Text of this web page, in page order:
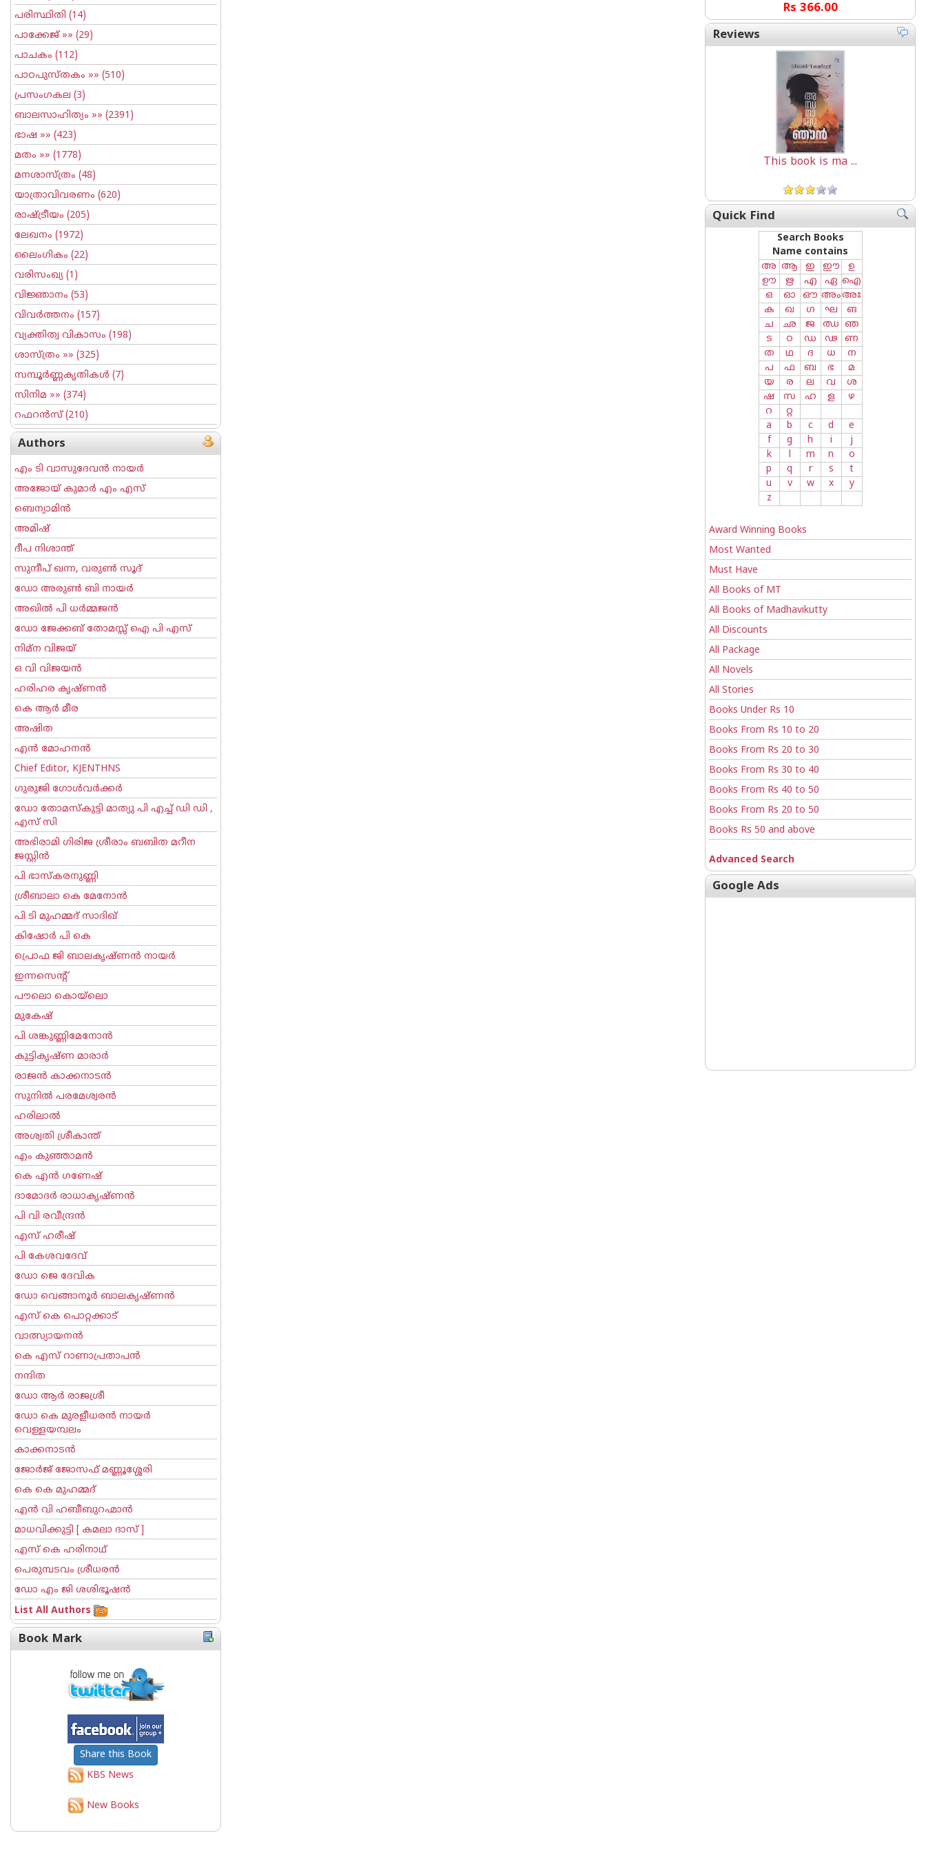
പരിസ്ഥിതി (14)
പാക്കേജ് »» (29)
പാചകം (112)
പാഠപുസ്തകം »» (510)
പ്രസംഗകല (3)
ബാലസാഹിത്യം »» (2391)
ഭാഷ »» (423)
മതം »» (1778)
മനശാസ്ത്രം (48)
യാത്രാവിവരണം (620)
രാഷ്ട്രീയം (205)
ലേഖനം (1972)
ലൈംഗികം (22)
വരിസംഖ്യ (1)
വിജ്ഞാനം (53)
വിവര്‍ത്തനം (157)
വ്യക്തിത്വ വികാസം (198)
ശാസ്ത്രം »» (325)
സമ്പൂര്‍ണ്ണകൃതികള്‍ (7)
സിനിമ »» (374)
റഫറന്‍സ്(210)
Authors
എം ടി വാസുദേവന്‍ നായര്‍
അജോയ് കുമാര്‍ എം എസ്
ബെന്യാമിന്‍
അമിഷ്
ദീപ നിശാന്ത്
സുന്ദീപ് ഖന്ന, വരുൺ സൂദ്
ഡോ അരുണ്‍ ബി നായര്‍
അഖില്‍ പി ധര്‍മ്മജന്‍
ഡോ ജേക്കബ് തോമസ്സ് ഐ പി എസ്
നിമ്ന വിജയ്
ഒ വി വിജയന്‍
ഹരിഹര കൃഷ്ണൻ
കെ ആര്‍ മീര
അഷിത
എന്‍ മോഹനന്‍
Chief Editor, KJENTHNS
ഗുരുജി ഗോള്‍‌വര്‍ക്കര്‍
ഡോ തോമസ്കുട്ടി മാത്യു പി എച്ച് ഡി ഡി ,
എസ് സി
അഭിരാമി ഗിരിജ ശ്രീരാം ബബിത മറീന
ജസ്റ്റിന്‍
പി ഭാസ്കരനുണ്ണി
ശ്രീബാലാ കെ മേനോന്‍
പി ടി മുഹമ്മദ് സാദിഖ്‌
കിഷോർ പി കെ
പ്രൊഫ ജി ബാലകൃഷ്ണന്‍ നായര്‍
ഇന്നസെന്റ്‌
പൗലൊ കൊയ്ലൊ
മുകേഷ്
പി ശങ്കുണ്ണിമേനോന്‍
കുട്ടികൃഷ്ണ മാരാര്‍
രാജന്‍ കാക്കനാടന്‍
സുനില്‍ പരമേശ്വരന്‍
ഹരിലാല്‍
അശ്വതി ശ്രീകാന്ത്
എം കുഞ്ഞാമന്‍
കെ എന്‍ ഗണേഷ്
ദാമോദർ രാധാകൃഷ്ണൻ
പി വി രവീന്ദ്രന്‍
എസ് ഹരീഷ്
പി കേശവദേവ്‌
ഡോ ജെ ദേവിക
ഡോ വെങ്ങാനൂര്‍ ബാലകൃഷ്ണന്‍
എസ്‌ കെ പൊറ്റക്കാട്‌
വാത്സ്യായനന്‍
കെ എസ് റാണാപ്രതാപന്‍
നന്ദിത
ഡോ ആര്‍ രാജശ്രീ
ഡോ കെ മുരളീധരന്‍ നായര്‍
വെള്ളയമ്പലം
കാക്കനാടന്‍
ജോര്‍ജ് ജോസഫ് മണ്ണൂശ്ശേരി
കെ കെ മുഹമ്മദ്
എന്‍ വി ഹബീബുറഹ്മാന്‍
മാധവിക്കുട്ടി [ കമലാ ദാസ് ]
എസ് കെ ഹരിനാഥ്
പെരുമ്പടവം ശ്രീധര‌ന്‍
ഡോ എം ജി ശശിഭൂഷന്‍
List All Authors
Book Mark
Share this Book
KBS News
New Books
Rs 366.00
Reviews
This book is ma ...
Quick Find
Search Books
Name contains
അ ആ ഇ ഈ
ഉ
ഊ
ഋ എ ഏ ഐ
ഒ
ഓ ഔ അംഅഃ
ക
ഖ ഗ ഘ
ങ
ച
ഛ ജ ഝ ഞ
ട
ഠ ഡ ഢ
ണ
ത
ഥ ദ ധ
ന
പ
ഫ ബ ഭ
മ
യ
ര ല വ
ശ
ഷ
സ ഹ ള
ഴ
റ
റ്റ
a
b c d
e
f
g h i
j
k
l m n
o
p
q r s
t
u
v w x
y
z
Award Winning Books
Most Wanted
Must Have
All Books of MT
All Books of Madhavikutty
All Discounts
All Package
All Novels
All Stories
Books Under Rs 10
Books From Rs 10 to 20
Books From Rs 20 to 30
Books From Rs 30 to 40
Books From Rs 40 to 50
Books From Rs 20 to 50
Books Rs 50 and above
Advanced Search
Google Ads